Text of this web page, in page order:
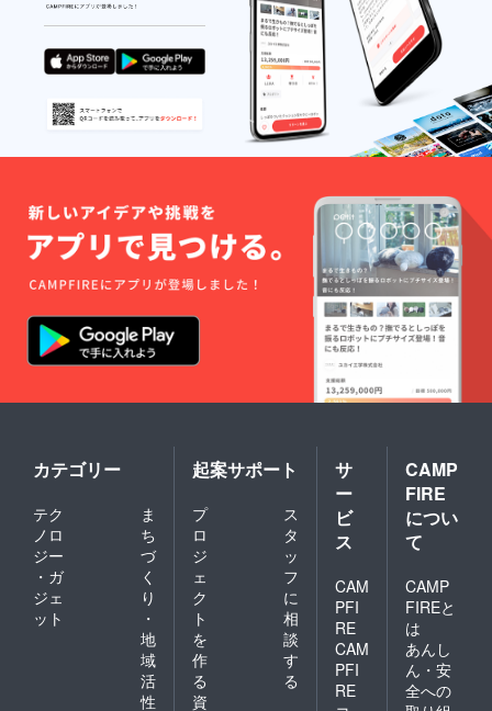
カテゴリー
テク
ノロ
ジー
・ガ
ジェ
ット
ま
ち
づ
く
り
・
地
域
活
性
起案サポート
プ
ロ
ジ
ェ
ク
ト
を
作
る
ス
タ
ッ
フ
に
相
談
す
る
資
サ
ー
ビ
ス
CAM
PFI
RE
CAM
PFI
RE
CAMP
FIRE
につい
て
CAMP
FIREと
は
あんし
ん・安
全への